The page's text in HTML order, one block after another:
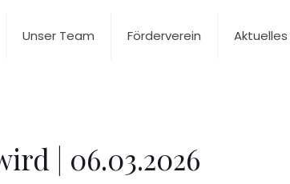
Unser Team Förderverein Aktuelles
| 06.03.2026